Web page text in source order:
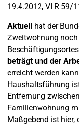
19.4.2012, VI R 59/
Aktuell hat der
Zweitwohnung
beträgt und der
erreicht werden
Haushaltsführung
Entfernung
Familienwohnung
Maßgebend ist hier,